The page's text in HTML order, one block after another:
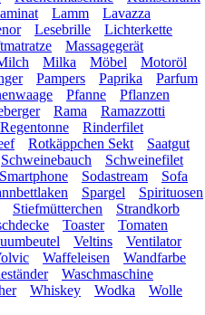
Lamm
Lavazza
Lesebrille
Lichterkette
Massagegerät
Milka Möbel
Motoröl
Pampers Paprika
Parfum
Pfanne
Pflanzen
Rama
Ramazzotti
Regentonne
Rinderfilet
Rotkäppchen Sekt
Saatgut
Schweinebauch
Schweinefilet
Smartphone Sodastream
Sofa
Spargel
Spirituosen
Stiefmütterchen
Strandkorb
Toaster
Tomaten
Veltins
Ventilator
Waffeleisen
Wandfarbe
Waschmaschine
Whiskey Wodka
Wolle